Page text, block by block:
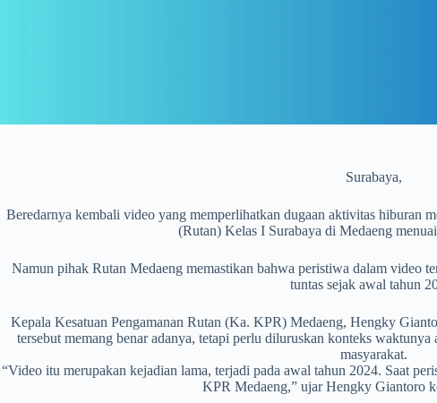
Surabaya,
Beredarnya kembali video yang memperlihatkan dugaan aktivitas hiburan
(Rutan) Kelas I Surabaya di Medaeng
Namun pihak Rutan Medaeng memastikan bahwa peristiwa dalam video
tuntas sejak awal tahun
Kepala Kesatuan Pengamanan Rutan (Ka. KPR) Medaeng, Hengky
tersebut memang benar adanya, tetapi perlu diluruskan konteks
masyarakat.
“Video itu merupakan kejadian lama, terjadi pada awal tahun 2024. Saat
KPR Medaeng,” ujar Hengky Giantoro